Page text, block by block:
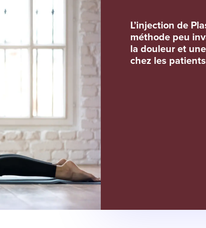
L’injection de
méthode peu
la douleur et
chez les